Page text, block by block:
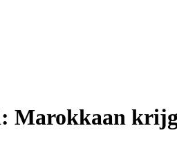
Marokkaan